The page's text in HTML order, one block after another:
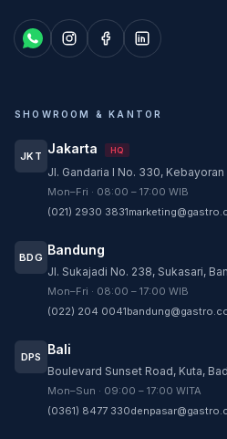
SHOWROOM & KANTOR
JKT Jakarta HQ
Jl. Gandaria I No. 330,
Mon–Fri · 08:00 – 17:00 WIB
(021) 2930 3831
BDG Bandung
Jl. Sukajadi No. 238, Sukasari,
Mon–Fri · 08:00 – 17:00 WIB
(022) 204 0041
DPS Bali
Boulevard Sunset Road, Kuta,
Mon–Sun · 09:00 – 17:00 WITA
(0361) 8477 330
Customer
sesuai kebutuhan
Tim biasanya membalas
CS - Tanya
CS -
Konsultasi dan